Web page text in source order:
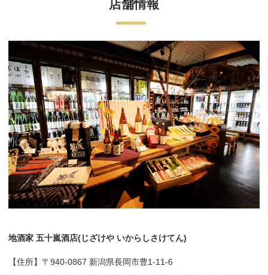
店舗情報
地酒家 五十嵐酒店(じざけや いからしさけてん)
【住所】〒940-0867 新潟県長岡市豊1-11-6